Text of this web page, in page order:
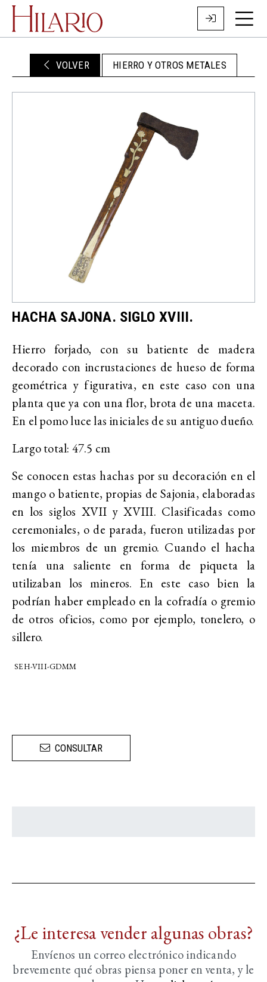
VOLVER HIERRO Y OTROS METALES
HACHA SAJONA. SIGLO XVIII.
Hierro forjado, con su batiente de madera
decorado con incrustaciones de hueso de forma
geométrica y figurativa, en este caso con una
planta que ya con una flor, brota de una maceta.
En el pomo luce las iniciales de su antiguo dueño.
Largo total: 47.5 cm
Se conocen estas hachas por su decoración en el
mango o batiente, propias de Sajonia, elaboradas
en los siglos XVII y XVIII. Clasificadas como
ceremoniales, o de parada, fueron utilizadas por
los miembros de un gremio. Cuando el hacha
tenía una saliente en forma de piqueta la
utilizaban los mineros. En este caso bien la
podrían haber empleado en la cofradía o gremio
de otros oficios, como por ejemplo, tonelero, o
sillero.
SEH-VIII-GDMM
CONSULTAR
¿Le interesa vender algunas obras?
Envíenos un correo electrónico indicando
brevemente qué obras piensa poner en venta, y le